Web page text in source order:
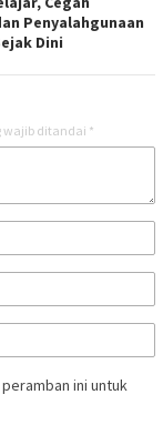
Penyalahgunaan
Dini
wajib ditandai *
ini untuk